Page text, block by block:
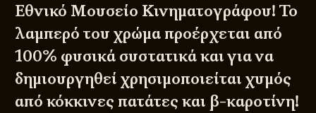
Εθνικό Μουσείο Κινηματογράφου! Το
λαμπερό του χρώμα προέρχεται από
100% φυσικά συστατικά και για να
δημιουργηθεί χρησιμοποιείται χυμός
από κόκκινες πατάτες και β-καροτίνη!